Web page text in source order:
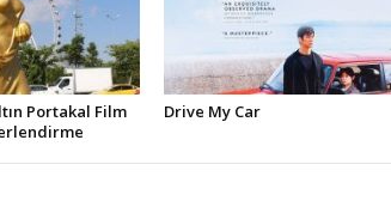
Portakal Film
Drive My Car